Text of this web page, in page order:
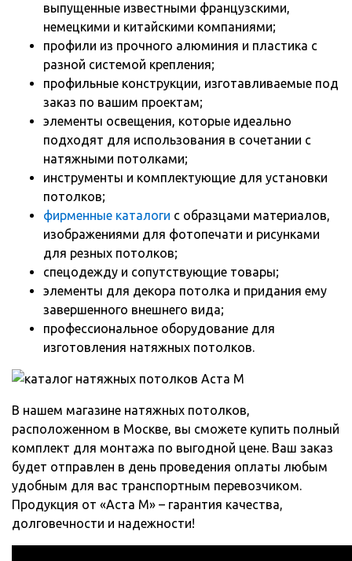
выпущенные известными французскими,
немецкими и китайскими компаниями;
профили из прочного алюминия и пластика с
разной системой крепления;
профильные конструкции, изготавливаемые под
заказ по вашим проектам;
элементы освещения, которые идеально
подходят для использования в сочетании с
натяжными потолками;
инструменты и комплектующие для установки
потолков;
фирменные каталоги с образцами материалов,
изображениями для фотопечати и рисунками
для резных потолков;
спецодежду и сопутствующие товары;
элементы для декора потолка и придания ему
завершенного внешнего вида;
профессиональное оборудование для
изготовления натяжных потолков.
В нашем магазине натяжных потолков,
расположенном в Москве, вы сможете купить полный
комплект для монтажа по выгодной цене. Ваш заказ
будет отправлен в день проведения оплаты любым
удобным для вас транспортным перевозчиком.
Продукция от «Аста М» – гарантия качества,
долговечности и надежности!